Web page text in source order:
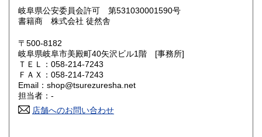
鳥取県 300円 島根県
岡山県
山口県 300円
香川県
高知県 300円
岐阜県公安委員会許可 第531030001590号
書籍商 株式会社 徒然舎
〒500-8182
岐阜県岐阜市美殿町40矢沢ビル1階 [事務所]
ＴＥＬ：058-214-7243
ＦＡＸ：058-214-7243
Email：shop@tsurezuresha.net
担当者：-
店舗へのお問い合わせ